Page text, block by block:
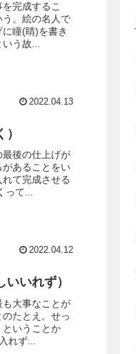
完成するこ
。絵の名人で
瞳(睛)を書き
う故...
2022.04.13
後の仕上げが
あることをい
て完成させる
って...
2022.04.12
いれず）
大事なことが
たとえ。せっ
いうことか
れず...